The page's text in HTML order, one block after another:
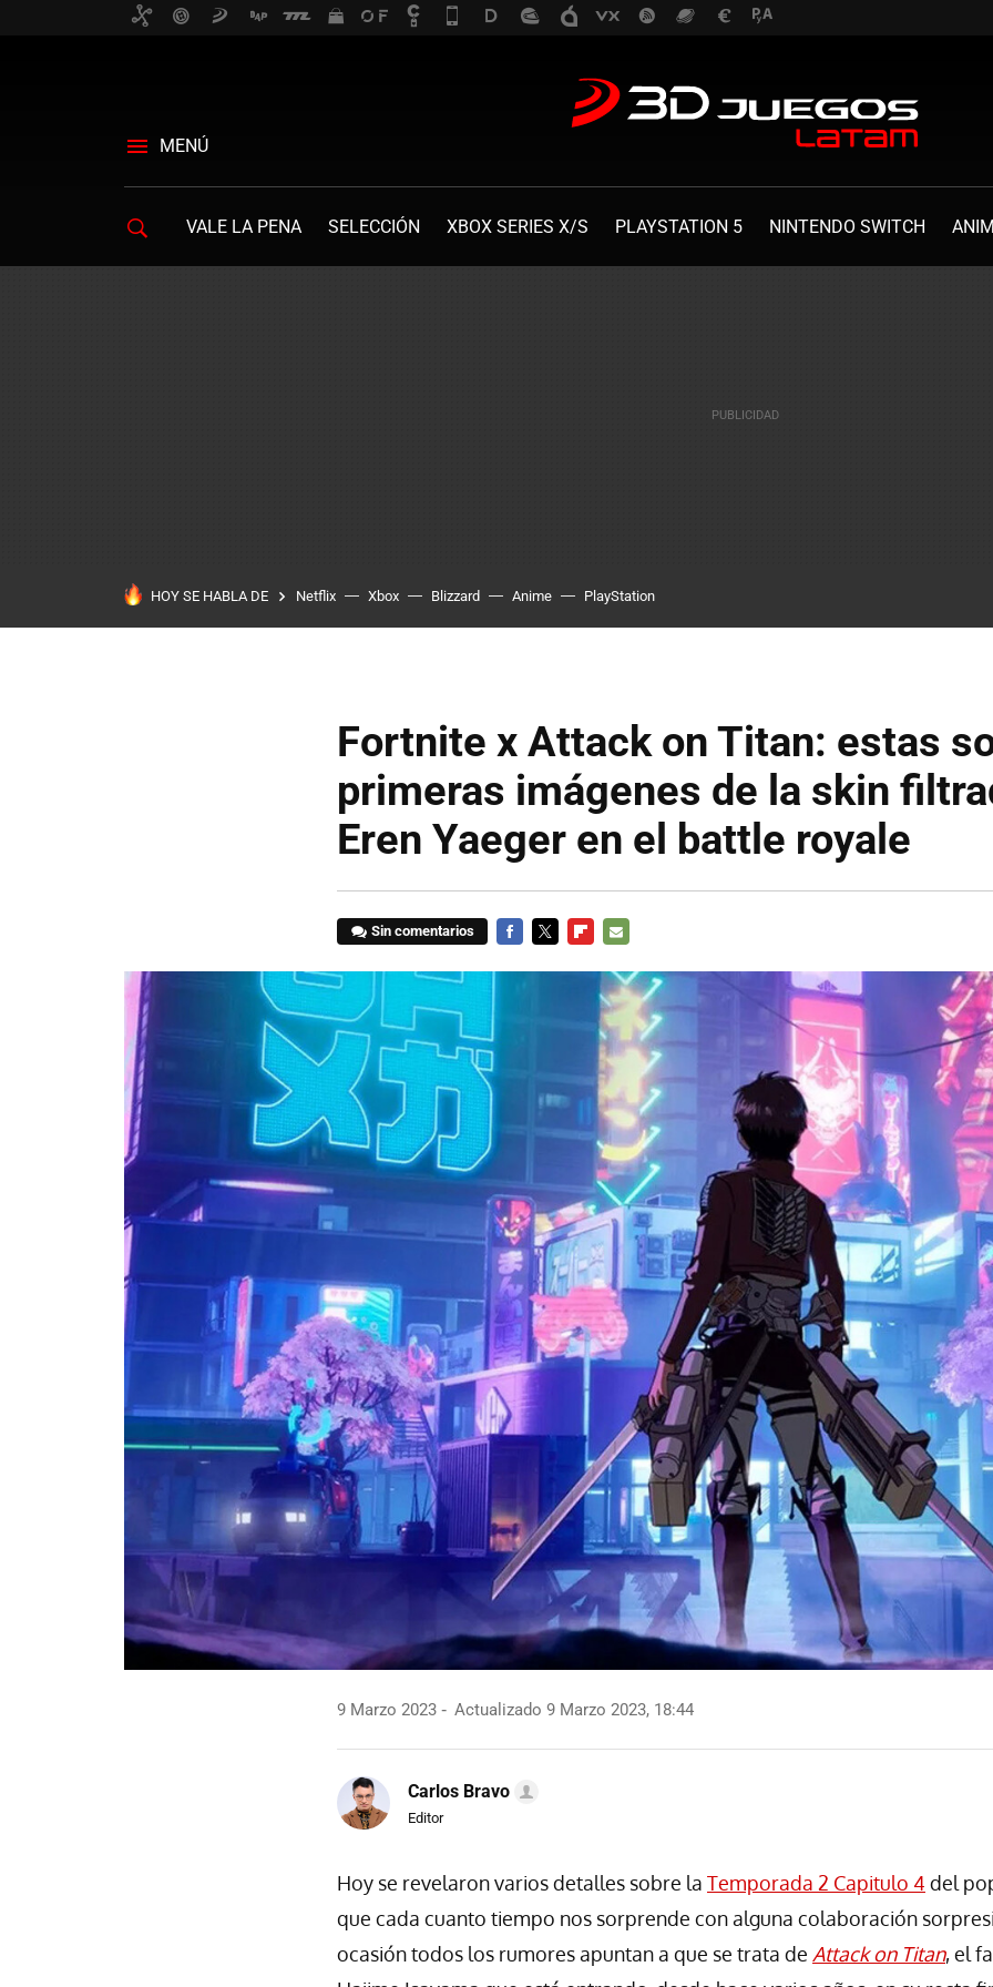
MENÚ
VALE LA PENA SELECCIÓN XBOX SERIES X/S PLAYSTATION 5 NINTENDO SWITCH
HOY SE HABLA DE Netflix Xbox Blizzard Anime PlayStation
Fortnite x Attack on Titan: estas
primeras imágenes de la skin
Eren Yaeger en el battle royale
Sin comentarios
MAIL
9 Marzo 2023 Actualizado 9 Marzo 2023, 18:44
Carlos Bravo
Editor
Hoy se revelaron varios detalles sobre la Temporada 2 Capitulo 4 del
que cada cuanto tiempo nos sorprende con alguna colaboración
ocasión todos los rumores apuntan a que se trata de Attack on Titan, el